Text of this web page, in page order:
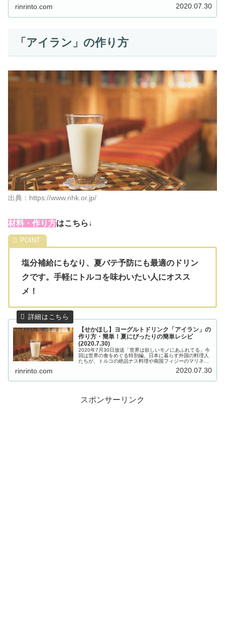
rinrinto.com 2020.07.30
「アイラン」の作り方
出典：https://www.nhk.or.jp/
材料・作り方はこちら↓
塩分補給にもなり、夏バテ予防にも最適のドリン
クです。手軽にトルコを味わいたい人にオスス
メ！
【せかほし】ヨーグルトドリンク「アイラン」の
作り方・簡単！夏にぴったりの簡単レシピ
(2020.7.30)
2020年7月30日放送「世界は欲しいモノにあふれてる」今
回は世界の食をめぐる特別編。日本に暮らす外国の料理人
たちが、トルコの絶品ナス料理や南国フィジーのマリネな
rinrinto.com 2020.07.30
スポンサーリンク